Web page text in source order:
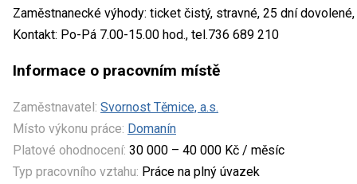
Zaměstnanecké výhody: ticket čistý, stravné, 25 dní
Kontakt: Po-Pá 7.00-15.00 hod., tel.736 689 210
Informace o pracovním místě
Zaměstnavatel: Svornost Těmice, a.s.
Místo výkonu práce: Domanín
Platové ohodnocení: 30 000 – 40 000 Kč / měsíc
Typ pracovního vztahu: Práce na plný úvazek